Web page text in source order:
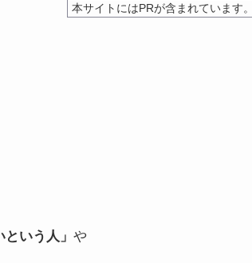
本サイトにはPRが含まれています。
いう人」 や